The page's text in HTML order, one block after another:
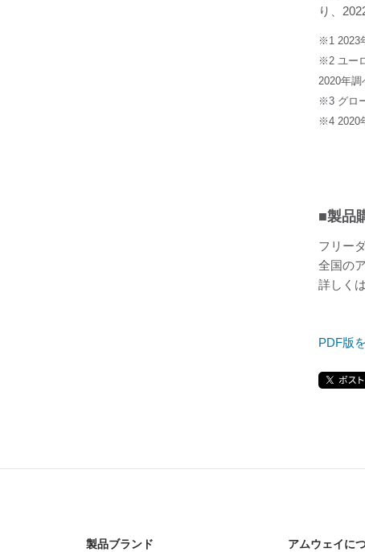
り、
※1 2023
※2 ユー
2020年調
※3 グロ
※4 2020
■製品
フリー
全国の
詳しく
PDF版
製品ブランド アムウェイに